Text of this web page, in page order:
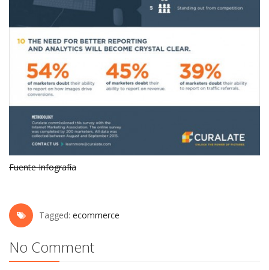
Fuente Infografía
Tagged: ecommerce
No Comment